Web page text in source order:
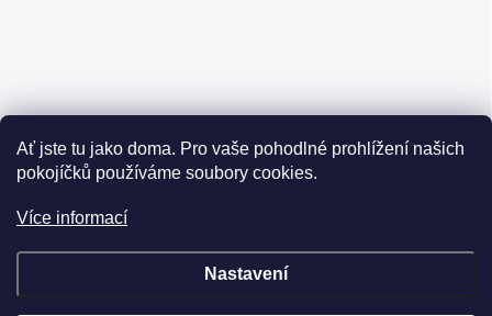
Ať jste tu jako doma. Pro vaše pohodlné prohlížení našich
pokojíčků používáme soubory cookies.
Více informací
Nastavení